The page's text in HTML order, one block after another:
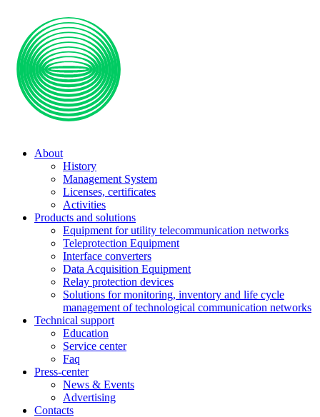
About
History
Management System
Licenses, certificates
Activities
Products and solutions
Equipment for utility telecommunication networks
Teleprotection Equipment
Interface converters
Data Acquisition Equipment
Relay protection devices
Solutions for monitoring, inventory and life cycle
management of technological communication networks
Technical support
Education
Service center
Faq
Press-center
News & Events
Advertising
Contacts